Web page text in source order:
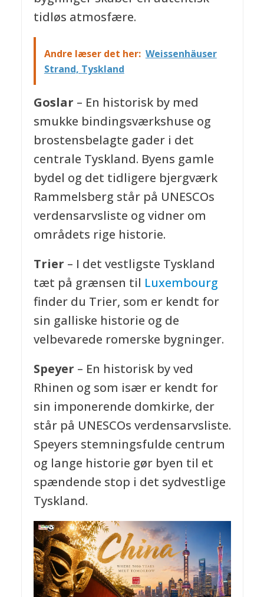
tidløs atmosfære.
Andre læser det her: Weissenhäuser
Strand, Tyskland
Goslar – En historisk by med
smukke bindingsværkshuse og
brostensbelagte gader i det
centrale Tyskland. Byens gamle
bydel og det tidligere bjergværk
Rammelsberg står på UNESCOs
verdensarvsliste og vidner om
områdets rige historie.
Trier – I det vestligste Tyskland
tæt på grænsen til Luxembourg
finder du Trier, som er kendt for
sin galliske historie og de
velbevarede romerske bygninger.
Speyer – En historisk by ved
Rhinen og som især er kendt for
sin imponerende domkirke, der
står på UNESCOs verdensarvsliste.
Speyers stemningsfulde centrum
og lange historie gør byen til et
spændende stop i det sydvestlige
Tyskland.